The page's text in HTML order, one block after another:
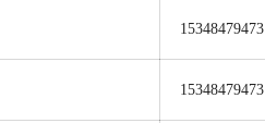
15348479473
15348479473